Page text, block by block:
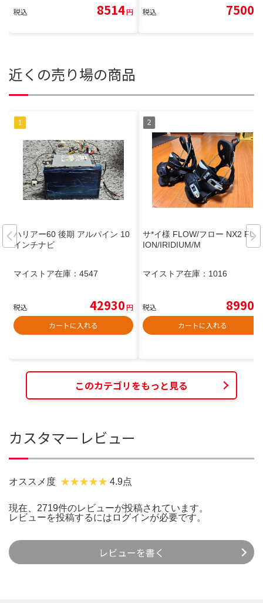
税込 8514円 税込 7500
近くの売り場の商品
ハリアー60 後期 アルパイン 10
インチナビ
マイストア在庫： 4547
税込 42930円
カートに入れる
サ*イ様 FLOW/フロー NX2 FUS
ION/IRIDIUM/M
マイストア在庫： 1016
税込 8990
カートに入れる
このカテゴリをもっと見る
カスタマーレビュー
オススメ度 4.9点
現在、2719件のレビューが投稿されています。
レビューを投稿するには ログインが必要です。
レビューを書く